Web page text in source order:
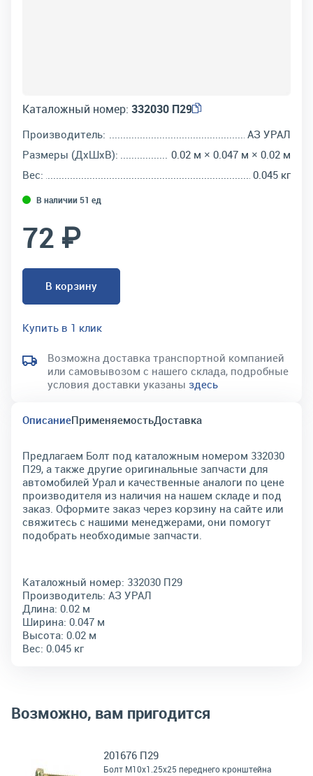
Каталожный номер: 332030 П29
Производитель:
АЗ УРАЛ
Размеры (ДхШхВ):
0.02 м × 0.047 м × 0.02 м
Вес:
0.045 кг
В наличии 51 ед
72 ₽
В корзину
Купить в 1 клик
Возможна доставка транспортной компанией
или самовывозом с нашего склада, подробные
условия доставки указаны здесь
ОписаниеПрименяемостьДоставка
Предлагаем Болт под каталожным номером 332030
П29, а также другие оригинальные запчасти для
автомобилей Урал и качественные аналоги по цене
производителя из наличия на нашем складе и под
заказ. Оформите заказ через корзину на сайте или
свяжитесь с нашими менеджерами, они помогут
подобрать необходимые запчасти.
Каталожный номер: 332030 П29
Производитель: АЗ УРАЛ
Длина: 0.02 м
Ширина: 0.047 м
Высота: 0.02 м
Вес: 0.045 кг
Возможно, вам пригодится
201676 П29
Болт М10х1.25х25 переднего кронштейна